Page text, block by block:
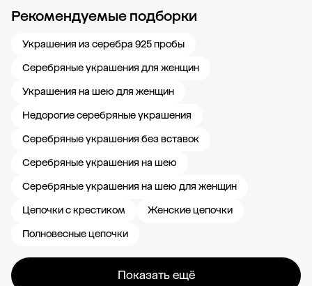
Рекомендуемые подборки
Украшения из серебра 925 пробы
Серебряные украшения для женщин
Украшения на шею для женщин
Недорогие серебряные украшения
Серебряные украшения без вставок
Серебряные украшения на шею
Серебряные украшения на шею для женщин
Цепочки с крестиком
Женские цепочки
Полновесные цепочки
Показать ещё
Новости компании Журнал ЗОЛОТОЙ Блог